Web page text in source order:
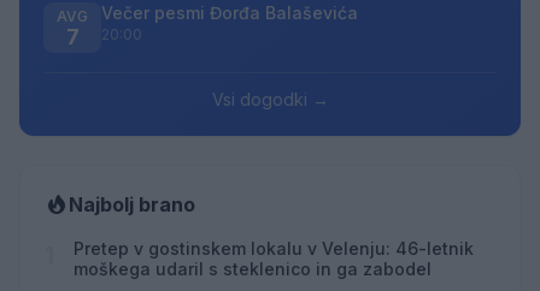
AVG
7
Večer pesmi Đorđa Balaševića
20:00
Vsi dogodki →
Najbolj brano
Pretep v gostinskem lokalu v Velenju: 46-letnik
moškega udaril s steklenico in ga zabodel